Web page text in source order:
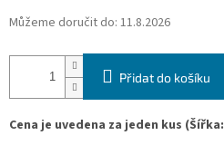
Můžeme doručit do: 11.8.2026
Přidat do košíku
Cena je uvedena za jeden kus (Šířka: